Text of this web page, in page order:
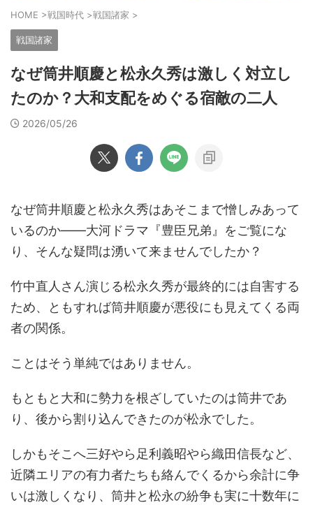
HOME >戦国時代 >戦国諸家 >
戦国諸家
なぜ筒井順慶と松永久秀は激しく対立し
たのか？大和支配をめぐる宿敵の二人
2026/05/26
なぜ筒井順慶と松永久秀はあそこまで憎しみあって
いるのか――大河ドラマ『豊臣兄弟』をご覧にな
り、そんな疑問は湧いて来ませんでしたか？
竹中直人さん演じる松永久秀が最終的には自害する
ため、ともすれば筒井順慶が悪役にも見えてくる両
者の関係。
ことはそう単純ではありません。
もともと大和に勢力を根ざしていたのは筒井であ
り、後から割り込んできたのが松永でした。
しかもそこへ三好やら足利義昭やら織田信長など、
近隣エリアの有力者たちも絡んでくるから余計に争
いは激しくなり、筒井と松永の紛争も実に十数年に